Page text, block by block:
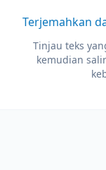
Terjemahkan
Tinjau teks
kemudian